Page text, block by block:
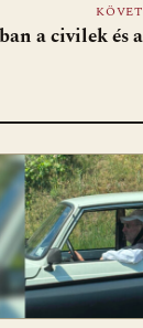
a civilek és